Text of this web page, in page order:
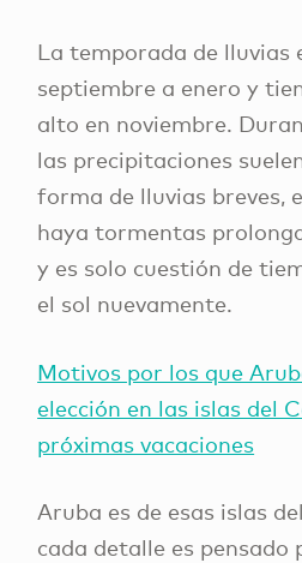
La temporada de lluvias
septiembre a enero y
alto en noviembre.
las precipitaciones
forma de lluvias breves,
haya tormentas
y es solo cuestión de
el sol nuevamente.
Motivos por los que
elección en las islas del
próximas vacaciones
Aruba es de esas islas
cada detalle es pensado